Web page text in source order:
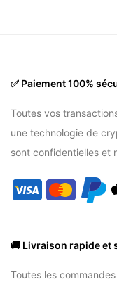
✅ Paiement 100%
Toutes vos
une technologie de
sont confidentielles et
🚚 Livraison rapide et
Toutes les